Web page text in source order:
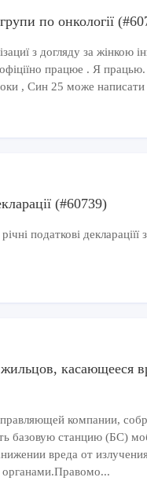
по онкології
з догляду за жінкою
працюе . Я
, Син 25 може написати
(#60739)
податкові
касающееся
компании,
базовую станцию (БС)
вреда от